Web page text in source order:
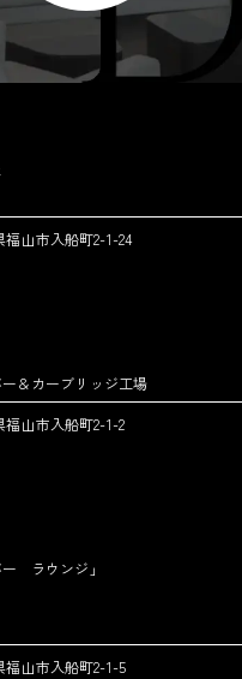
山市入船町2-1-24
＆カーブリッジ工場
山市入船町2-1-2
ー ラウンジ」
山市入船町2-1-5